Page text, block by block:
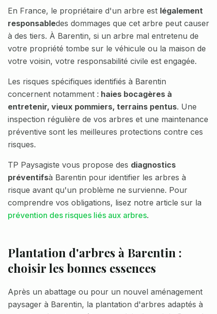
En France, le propriétaire d'un arbre est légalement
responsabledes dommages que cet arbre peut causer
à des tiers. À Barentin, si un arbre mal entretenu de
votre propriété tombe sur le véhicule ou la maison de
votre voisin, votre responsabilité civile est engagée.
Les risques spécifiques identifiés à Barentin
concernent notamment : haies bocagères à
entretenir, vieux pommiers, terrains pentus. Une
inspection régulière de vos arbres et une maintenance
préventive sont les meilleures protections contre ces
risques.
TP Paysagiste vous propose des diagnostics
préventifsà Barentin pour identifier les arbres à
risque avant qu'un problème ne survienne. Pour
comprendre vos obligations, lisez notre article sur la
prévention des risques liés aux arbres.
Plantation d'arbres à Barentin :
choisir les bonnes essences
Après un abattage ou pour un nouvel aménagement
paysager à Barentin, la plantation d'arbres adaptés à